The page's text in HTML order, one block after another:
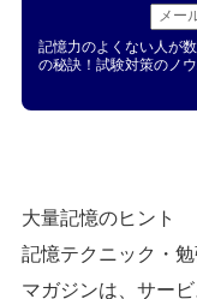
記憶力のよくない人が
の秘訣！試験対策のノ
大量記憶のヒント
記憶テクニック・
マガジンは、サー